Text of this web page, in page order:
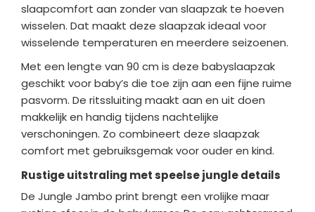
slaapcomfort aan zonder van slaapzak te hoeven
wisselen. Dat maakt deze slaapzak ideaal voor
wisselende temperaturen en meerdere seizoenen.
Met een lengte van 90 cm is deze babyslaapzak
geschikt voor baby’s die toe zijn aan een fijne ruime
pasvorm. De ritssluiting maakt aan en uit doen
makkelijk en handig tijdens nachtelijke
verschoningen. Zo combineert deze slaapzak
comfort met gebruiksgemak voor ouder en kind.
Rustige uitstraling met speelse jungle details
De Jungle Jambo print brengt een vrolijke maar